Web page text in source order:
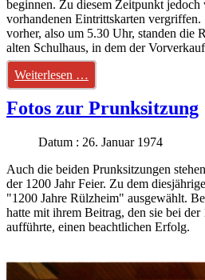
beginnen. Zu diesem Zeitpunkt jedoch
vorhandenen Eintrittskarten
vorher, also um 5.30 Uhr, standen die
alten Schulhaus, in dem der
Weiterlesen …
Fotos zur Prunksitzung
Datum : 26. Januar 1974
Auch die beiden Prunksitzungen
der 1200 Jahr Feier. Zu dem
"1200 Jahre Rülzheim" ausgewählt.
hatte mit ihrem Beitrag, den sie bei der
aufführte, einen beachtlichen Erfolg.